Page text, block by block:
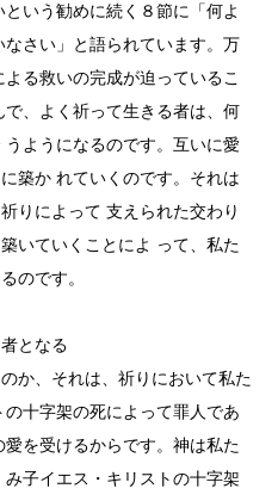
いう勧めに続く８節に「何よ
さい」と語られています。万
る救いの完成が迫っているこ
、よく祈って生きる者は、何
ようになるのです。互いに愛
築か れていくのです。それは
りによって 支えられた交わり
いていくことによ って、私た
のです。
となる
か、それは、祈りにおいて私た
十字架の死によって罪人であ
を受けるからです。神は私た
子イエス・キリストの十字架